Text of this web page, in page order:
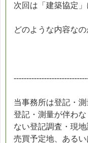
次回は「建築協定
どのような内容な
当事務所は登記・
登記・測量が伴わな
ない登記調査・現地
売買予定地、ある